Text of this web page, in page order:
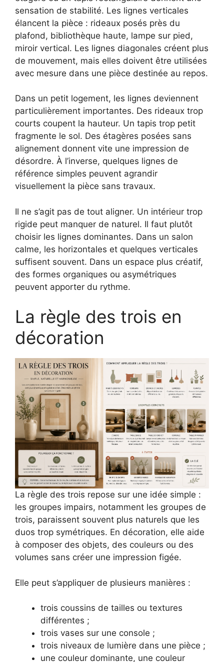
sensation de stabilité. Les lignes verticales
élancent la pièce : rideaux posés près du
plafond, bibliothèque haute, lampe sur pied,
miroir vertical. Les lignes diagonales créent plus
de mouvement, mais elles doivent être utilisées
avec mesure dans une pièce destinée au repos.
Dans un petit logement, les lignes deviennent
particulièrement importantes. Des rideaux trop
courts coupent la hauteur. Un tapis trop petit
fragmente le sol. Des étagères posées sans
alignement donnent vite une impression de
désordre. À l’inverse, quelques lignes de
référence simples peuvent agrandir
visuellement la pièce sans travaux.
Il ne s’agit pas de tout aligner. Un intérieur trop
rigide peut manquer de naturel. Il faut plutôt
choisir les lignes dominantes. Dans un salon
calme, les horizontales et quelques verticales
suffisent souvent. Dans un espace plus créatif,
des formes organiques ou asymétriques
peuvent apporter du rythme.
La règle des trois en
décoration
La règle des trois repose sur une idée simple :
les groupes impairs, notamment les groupes de
trois, paraissent souvent plus naturels que les
duos trop symétriques. En décoration, elle aide
à composer des objets, des couleurs ou des
volumes sans créer une impression figée.
Elle peut s’appliquer de plusieurs manières :
trois coussins de tailles ou textures
différentes ;
trois vases sur une console ;
trois niveaux de lumière dans une pièce ;
une couleur dominante, une couleur